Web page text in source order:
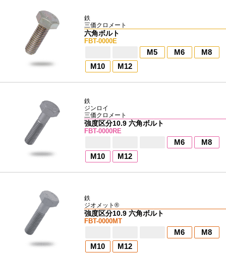
鉄
三価クロメート
六角ボルト
FBT-0000E
M5 M6
M8
M10
M12
鉄
ジンロイ
三価クロメート
強度区分10.9 六角ボルト
FBT-0000RE
M6
M8
M10
M12
鉄
ジオメット®
強度区分10.9 六角ボルト
FBT-0000MT
M6
M8
M10
M12